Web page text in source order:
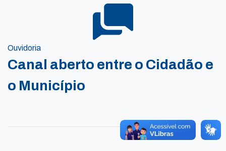
Ouvidoria
Canal aberto entre o Cidadão e
o Município